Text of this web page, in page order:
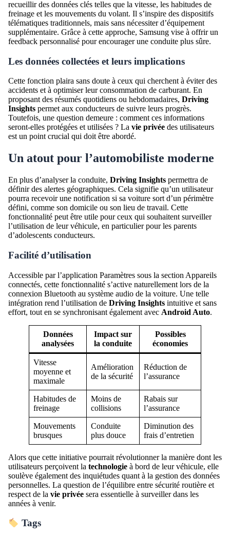
recueillir des données clés telles que la vitesse, les habitudes de
freinage et les mouvements du volant. Il s’inspire des dispositifs
télématiques traditionnels, mais sans nécessiter d’équipement
supplémentaire. Grâce à cette approche, Samsung vise à offrir un
feedback personnalisé pour encourager une conduite plus sûre.
Les données collectées et leurs implications
Cette fonction plaira sans doute à ceux qui cherchent à éviter des
accidents et à optimiser leur consommation de carburant. En
proposant des résumés quotidiens ou hebdomadaires, Driving
Insights permet aux conducteurs de suivre leurs progrès.
Toutefois, une question demeure : comment ces informations
seront-elles protégées et utilisées ? La vie privée des utilisateurs
est un point crucial qui doit être abordé.
Un atout pour l’automobiliste moderne
En plus d’analyser la conduite, Driving Insights permettra de
définir des alertes géographiques. Cela signifie qu’un utilisateur
pourra recevoir une notification si sa voiture sort d’un périmètre
défini, comme son domicile ou son lieu de travail. Cette
fonctionnalité peut être utile pour ceux qui souhaitent surveiller
l’utilisation de leur véhicule, en particulier pour les parents
d’adolescents conducteurs.
Facilité d’utilisation
Accessible par l’application Paramètres sous la section Appareils
connectés, cette fonctionnalité s’active naturellement lors de la
connexion Bluetooth au système audio de la voiture. Une telle
intégration rend l’utilisation de Driving Insights intuitive et sans
effort, tout en se synchronisant également avec Android Auto.
Données
analysées
Impact sur
la conduite
Possibles
économies
Vitesse
moyenne et
maximale
Amélioration
de la sécurité
Réduction de
l’assurance
Habitudes de
freinage
Moins de
collisions
Rabais sur
l’assurance
Mouvements
brusques
Conduite
plus douce
Diminution des
frais d’entretien
Alors que cette initiative pourrait révolutionner la manière dont les
utilisateurs perçoivent la technologie à bord de leur véhicule, elle
soulève également des inquiétudes quant à la gestion des données
personnelles. La question de l’équilibre entre sécurité routière et
respect de la vie privée sera essentielle à surveiller dans les
années à venir.
Tags